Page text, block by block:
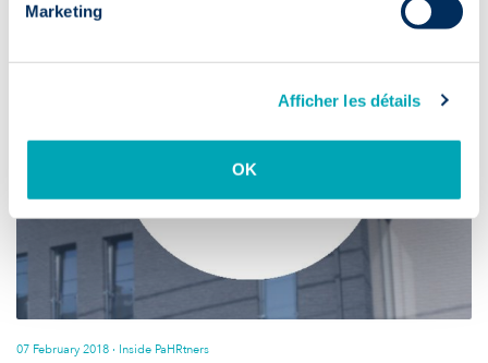
Marketing
Afficher les détails
OK
07 February 2018 · Inside PaHRtners